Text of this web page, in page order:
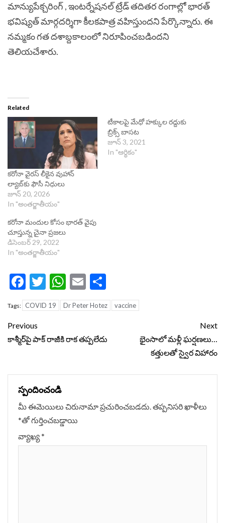
మాన్యుపేక్చరింగ్ , ఇంటర్నేషనల్ ట్రేడ్ తదితర రంగాల్లో భారత్
భవిష్యత్ మార్గదర్శిగా కీలకపాత్ర వహిస్తుందని పేర్కొన్నారు. ఈ
నమ్మకం గత దశాబ్దకాలంలో నిరూపించబడిందని
తెలియచేశారు.
Related
కరోనా వైర‌స్ లీకైన వుహాన్
ల్యాబ్‌కు ఫౌసీ నిధులు
జూన్ 20, 2026
In "అంతర్జాతీయం"
టీకాలపై మేధో హక్కుల రద్దుకు
బ్రిక్స్ బాసట
జూన్ 3, 2021
In "ఆర్థికం"
కరోనా మందుల కోసం భారత్ వైపు
చూస్తున్న చైనా ప్రజలు
డిసెంబర్ 29, 2022
In "అంతర్జాతీయం"
Facebook
Twitter
WhatsApp
Email
Tags: COVID 19 Dr Peter Hotez vaccine
Continue
Reading
Previous
కాశ్మీర్‌పై పాక్ రాజీకి రాక తప్పలేదు
Next
భైంసాలో మళ్లీ ఘర్షణలు…
కత్తులతో స్వైర విహారం
స్పందించండి
మీ ఈమెయిలు చిరునామా ప్రచురించబడదు. తప్పనిసరి ఖాళీలు
*‌తో గుర్తించబడ్డాయి
వ్యాఖ్య*